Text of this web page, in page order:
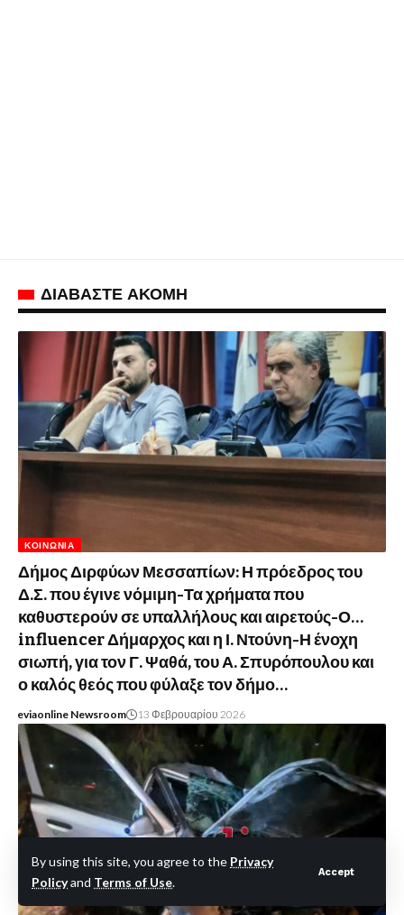
By using this site, you agree to the Privacy
Policyand Terms of Use.
Accept
ΔΙΑΒΑΣΤΕ ΑΚΟΜΗ
ΚΟΙΝΩΝΊΑ
Δήμος Διρφύων Μεσσαπίων: Η πρόεδρος του
Δ.Σ. που έγινε νόμιμη-Τα χρήματα που
καθυστερούν σε υπαλλήλους και αιρετούς-Ο…
influencer Δήμαρχος και η Ι. Ντούνη-Η ένοχη
σιωπή, για τον Γ. Ψαθά, του Α. Σπυρόπουλου και
ο καλός θεός που φύλαξε τον δήμο…
eviaonline Newsroom 13 Φεβρουαρίου 2026